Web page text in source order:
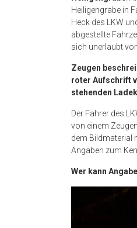
Heiligengrabe in
Heck des LKW
abgestellte
sich unerlaubt
Zeugen
roter Aufschrift
stehenden
Der Fahrer des
von einem
dem Bildmaterial
Angaben zum
Wer kann